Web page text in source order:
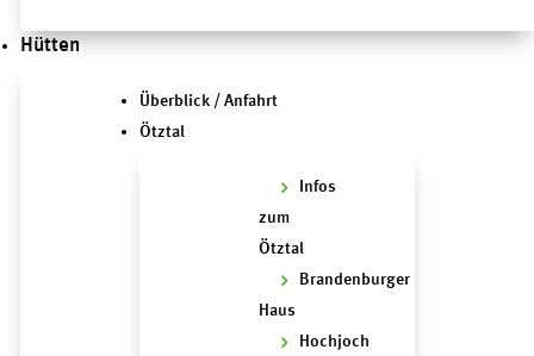
Hütten
Überblick / Anfahrt
Ötztal
Infos
zum
Ötztal
Brandenburger
Haus
Hochjoch